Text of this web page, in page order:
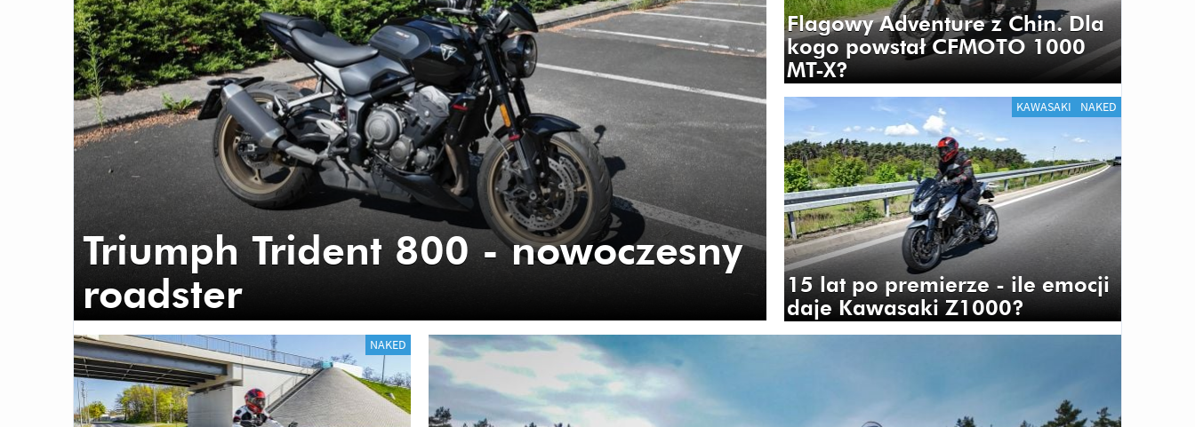
Triumph Trident 800 - nowoczesny
roadster
Flagowy Adventure z Chin. Dla
kogo powstał CFMOTO 1000
MT-X?
15 lat po premierze - ile emocji
daje Kawasaki Z1000?
KAWASAKI NAKED
NAKED